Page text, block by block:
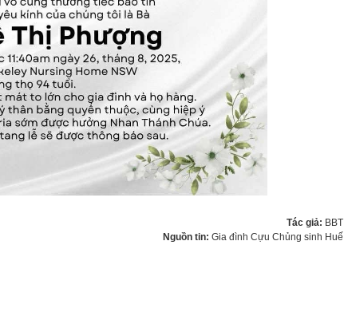
Tác giả: BBT
Nguồn tin: Gia đình Cựu Chủng sinh Huế